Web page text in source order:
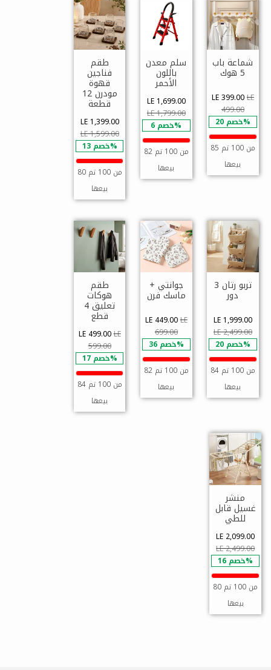
شماعة باب
5 هوك
LE 399.00LE
499.00
خصم 20%
85 من 100 تم
بيعها
سلم معدن
باللون
الأحمر
LE 1,699.00
LE 1,799.00
خصم 6%
82 من 100 تم
بيعها
طقم
فناجين
قهوة
مودرن 12
قطعة
LE 1,399.00
LE 1,599.00
خصم 13%
80 من 100 تم
بيعها
تربو رتان 3
دور
LE 1,999.00
LE 2,499.00
خصم 20%
84 من 100 تم
بيعها
جوانتي +
ماسك فرن
LE 449.00LE
699.00
خصم 36%
82 من 100 تم
بيعها
طقم
هوكات
تعليق 4
قطع
LE 499.00LE
599.00
خصم 17%
84 من 100 تم
بيعها
منشر
غسيل قابل
للطي
LE 2,099.00
LE 2,499.00
خصم 16%
80 من 100 تم
بيعها